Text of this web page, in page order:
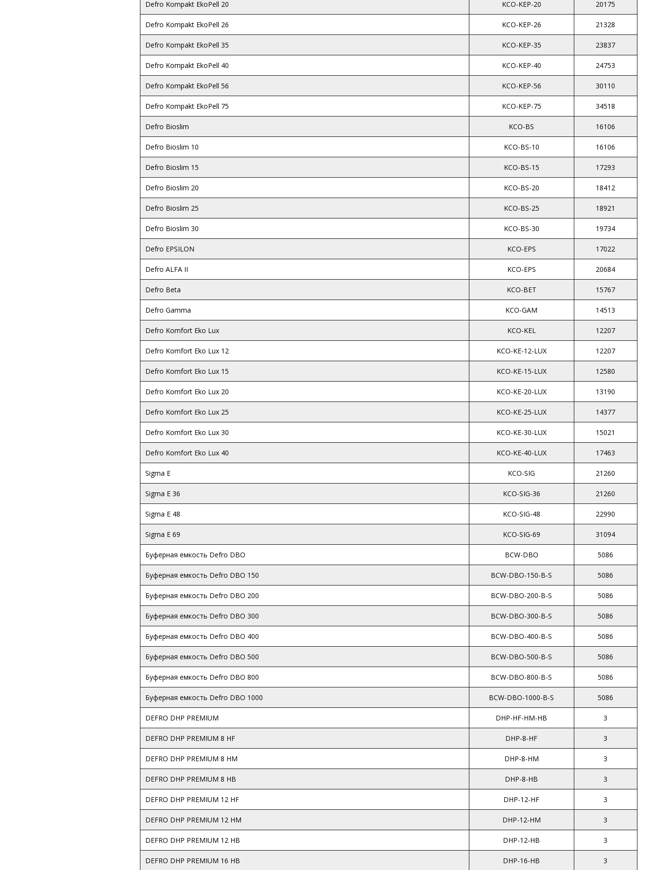
Defro Kompakt EkoPell 20 KCO-KEP-20 20175
Defro Kompakt EkoPell 26 KCO-KEP-26 21328
Defro Kompakt EkoPell 35 KCO-KEP-35 23837
Defro Kompakt EkoPell 40 KCO-KEP-40 24753
Defro Kompakt EkoPell 56 KCO-KEP-56 30110
Defro Kompakt EkoPell 75 KCO-KEP-75 34518
Defro Bioslim KCO-BS 16106
Defro Bioslim 10 KCO-BS-10 16106
Defro Bioslim 15 KCO-BS-15 17293
Defro Bioslim 20 KCO-BS-20 18412
Defro Bioslim 25 KCO-BS-25 18921
Defro Bioslim 30 KCO-BS-30 19734
Defro EPSILON KCO-EPS 17022
Defro ALFA II KCO-EPS 20684
Defro Beta KCO-BET 15767
Defro Gamma KCO-GAM 14513
Defro Komfort Eko Lux KCO-KEL 12207
Defro Komfort Eko Lux 12 KCO-KE-12-LUX 12207
Defro Komfort Eko Lux 15 KCO-KE-15-LUX 12580
Defro Komfort Eko Lux 20 KCO-KE-20-LUX 13190
Defro Komfort Eko Lux 25 KCO-KE-25-LUX 14377
Defro Komfort Eko Lux 30 KCO-KE-30-LUX 15021
Defro Komfort Eko Lux 40 KCO-KE-40-LUX 17463
Sigma E KCO-SIG 21260
Sigma E 36 KCO-SIG-36 21260
Sigma E 48 KCO-SIG-48 22990
Sigma E 69 KCO-SIG-69 31094
Буферная емкость Defro DBO BCW-DBO 5086
Буферная емкость Defro DBO 150 BCW-DBO-150-B-S 5086
Буферная емкость Defro DBO 200 BCW-DBO-200-B-S 5086
Буферная емкость Defro DBO 300 BCW-DBO-300-B-S 5086
Буферная емкость Defro DBO 400 BCW-DBO-400-B-S 5086
Буферная емкость Defro DBO 500 BCW-DBO-500-B-S 5086
Буферная емкость Defro DBO 800 BCW-DBO-800-B-S 5086
Буферная емкость Defro DBO 1000 BCW-DBO-1000-B-S 5086
DEFRO DHP PREMIUM DHP-HF-HM-HB 3
DEFRO DHP PREMIUM 8 HF DHP-8-HF 3
DEFRO DHP PREMIUM 8 HM DHP-8-HM 3
DEFRO DHP PREMIUM 8 HB DHP-8-HB 3
DEFRO DHP PREMIUM 12 HF DHP-12-HF 3
DEFRO DHP PREMIUM 12 HM DHP-12-HM 3
DEFRO DHP PREMIUM 12 HB DHP-12-HB 3
DEFRO DHP PREMIUM 16 HB DHP-16-HB 3